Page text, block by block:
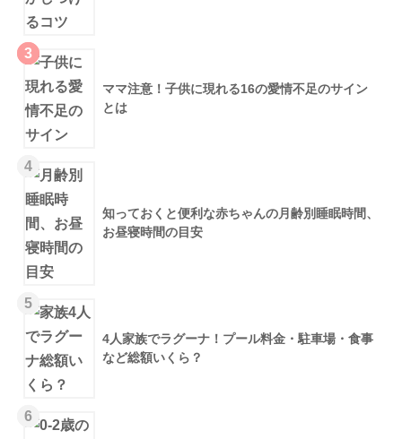
3
ママ注意！子供に現れる16の愛情不足のサイン
とは
4
知っておくと便利な赤ちゃんの月齢別睡眠時間、
お昼寝時間の目安
5
4人家族でラグーナ！プール料金・駐車場・食事
など総額いくら？
6